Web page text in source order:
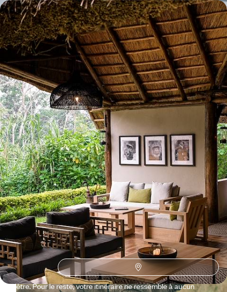
Flying Ouganda - Nil, grands singes et lodges de
caractère
Naviguer sur le Nil Victoria à sa source et à son embouchure,
rencontrer les gorilles de montagne
11 jours, de 10800 à 15000 €
Toutes nos suggestions de voyages en Ouganda (4)
Pourquoi partir avec
Voyageursen Ouganda?
Antilope, babouin, chimpanzé… et puis, bien sûr,
l’indétrônable gorille. Pour ne manquer aucune page de
l’abécédaire des animaux, Voyageurs vous prend en charge
dès votre arrivée sur le sol ougandais, correspondant
francophone local aidant. Un chauffeur-guide chevronné
prend la suite, menant chaque jour votre troupe là où elle doit
être. Pour le reste, votre itinéraire ne ressemble à aucun